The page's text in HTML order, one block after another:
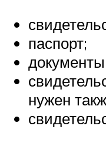
паспорт;
нужен